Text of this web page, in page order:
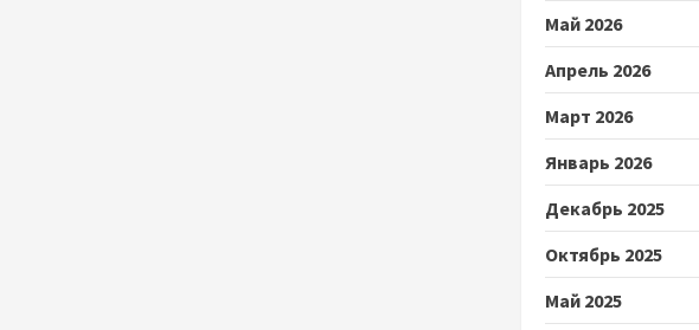
Май 2026
Апрель 2026
Март 2026
Январь 2026
Декабрь 2025
Октябрь 2025
Май 2025